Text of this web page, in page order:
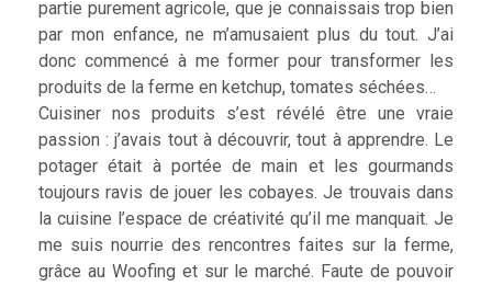
partie purement agricole, que je connaissais trop bien
par mon enfance, ne m’amusaient plus du tout. J’ai
donc commencé à me former pour transformer les
produits de la ferme en ketchup, tomates séchées…
Cuisiner nos produits s’est révélé être une vraie
passion : j’avais tout à découvrir, tout à apprendre. Le
potager était à portée de main et les gourmands
toujours ravis de jouer les cobayes. Je trouvais dans
la cuisine l’espace de créativité qu’il me manquait. Je
me suis nourrie des rencontres faites sur la ferme,
grâce au Woofing et sur le marché. Faute de pouvoir